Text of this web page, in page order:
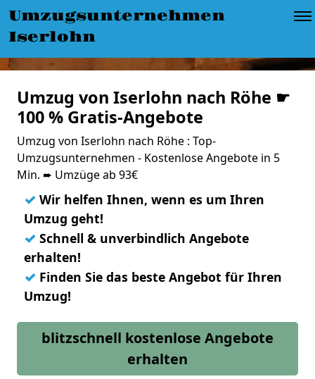
Umzugsunternehmen
Iserlohn
Umzug von Iserlohn nach Röhe ☛
100 % Gratis-Angebote
Umzug von Iserlohn nach Röhe : Top-
Umzugsunternehmen - Kostenlose Angebote in 5
Min. ➨ Umzüge ab 93€
✓ Wir helfen Ihnen, wenn es um Ihren
Umzug geht!
✓ Schnell & unverbindlich Angebote
erhalten!
✓ Finden Sie das beste Angebot für Ihren
Umzug!
blitzschnell kostenlose Angebote
erhalten